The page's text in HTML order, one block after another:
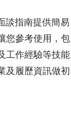
談指南提供簡易
您參考使用，包
工作經驗等技能
及履歷資訊做初